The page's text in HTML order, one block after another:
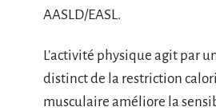
AASLD/EASL.
L’activité physique agit par
distinct de la restriction
musculaire améliore la